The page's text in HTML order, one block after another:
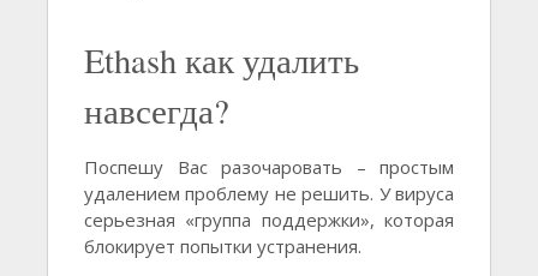
Ethash как удалить
навсегда?
Поспешу Вас разочаровать – простым
удалением проблему не решить. У вируса
серьезная «группа поддержки», которая
блокирует попытки устранения.